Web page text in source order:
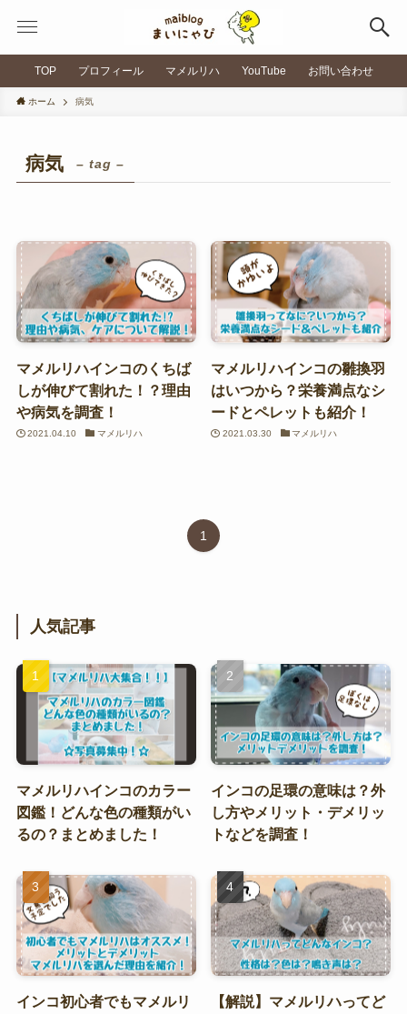
TOP プロフィール マメルリハ YouTube お問い合わせ
ホーム 病気
病気 – tag –
マメルリハインコのくちば
しが伸びて割れた！？理由
や病気を調査！
2021.04.10 マメルリハ
マメルリハインコの雛換羽
はいつから？栄養満点なシ
ードとペレットも紹介！
2021.03.30 マメルリハ
1
人気記事
マメルリハインコのカラー
図鑑！どんな色の種類がい
るの？まとめました！
インコの足環の意味は？外
し方やメリット・デメリッ
トなどを調査！
インコ初心者でもマメルリ
【解説】マメルリハってど